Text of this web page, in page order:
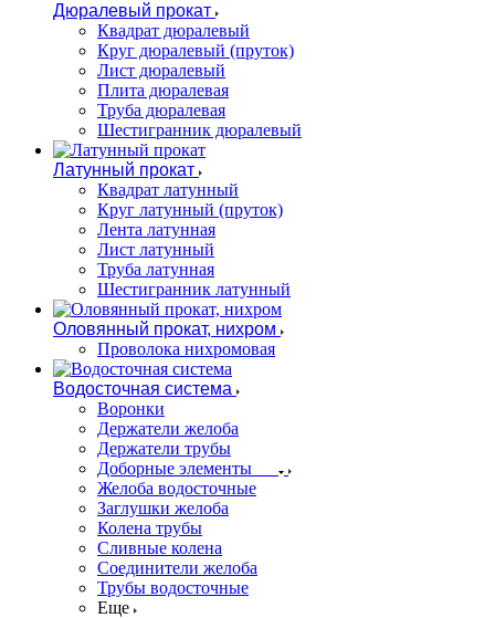
Дюралевый прокат
Квадрат дюралевый
Круг дюралевый (пруток)
Лист дюралевый
Плита дюралевая
Труба дюралевая
Шестигранник дюралевый
Латунный прокат
Квадрат латунный
Круг латунный (пруток)
Лента латунная
Лист латунный
Труба латунная
Шестигранник латунный
Оловянный прокат, нихром
Проволока нихромовая
Водосточная система
Воронки
Держатели желоба
Держатели трубы
Доборные элементы
Желоба водосточные
Заглушки желоба
Колена трубы
Сливные колена
Соединители желоба
Трубы водосточные
Еще